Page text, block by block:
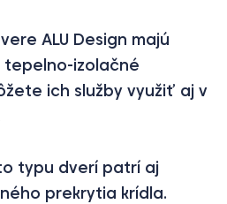
ALU Design majú
tepelno-izolačné
ich služby využiť aj v
typu dverí patrí aj
prekrytia krídla.